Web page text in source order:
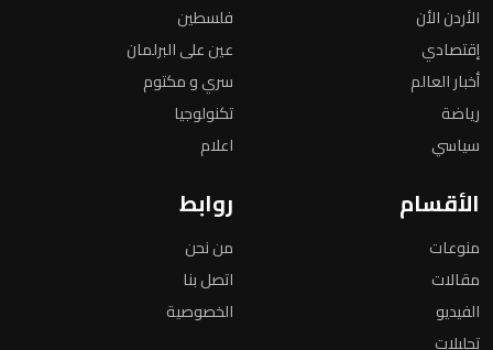
الأردن الأن
إقتصادي
أخبار العالم
رياضة
سياسي
فلسطين
عين على البرلمان
سري و مكتوم
تكنولوجيا
اعلام
الأقسام
منوعات
مقالات
الفيديو
تحليلات
روابط
من نحن
اتصل بنا
الخصوصية